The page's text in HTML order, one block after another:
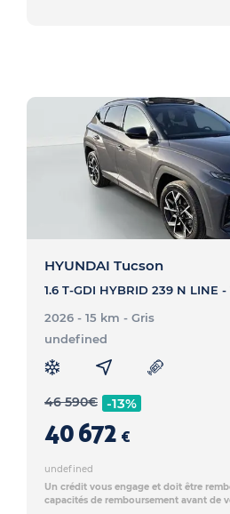
HYUNDAI Tucson
2026 - 15 km - Gris
undefined
46 590€ -13%
40 672 €
undefined
Un crédit vous engage et doit être
capacités de remboursement avant de